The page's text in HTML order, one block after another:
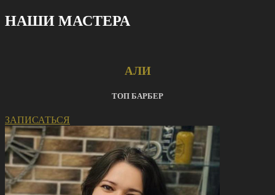
НАШИ МАСТЕРА
АЛИ
ТОП БАРБЕР
ЗАПИСАТЬСЯ